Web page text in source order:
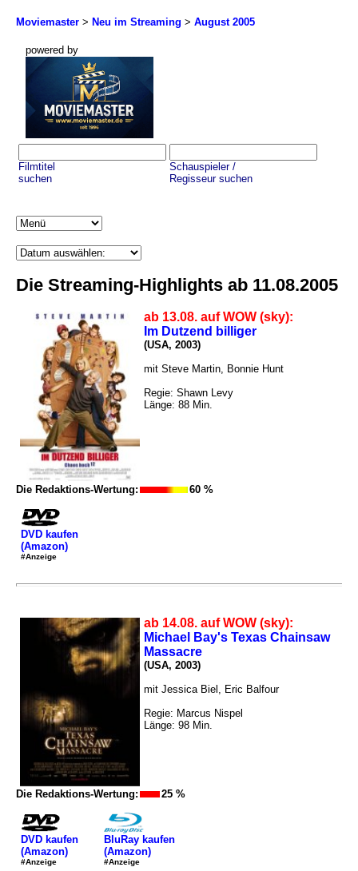
Moviemaster > Neu im Streaming > August 2005
powered by
Filmtitel
suchen
Schauspieler /
Regisseur suchen
Die Streaming-Highlights ab 11.08.2005
ab 13.08. auf WOW (sky):
Im Dutzend billiger
(USA, 2003)
mit Steve Martin, Bonnie Hunt
Regie: Shawn Levy
Länge: 88 Min.
Die Redaktions-Wertung: 60 %
DVD kaufen
(Amazon)
#Anzeige
ab 14.08. auf WOW (sky):
Michael Bay's Texas Chainsaw
Massacre
(USA, 2003)
mit Jessica Biel, Eric Balfour
Regie: Marcus Nispel
Länge: 98 Min.
Die Redaktions-Wertung: 25 %
DVD kaufen
(Amazon)
#Anzeige
BluRay kaufen
(Amazon)
#Anzeige